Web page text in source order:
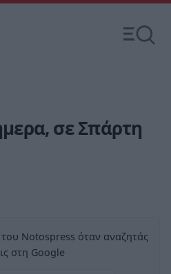
σε Σπάρτη
Notospress όταν αναζητάς
στη Google